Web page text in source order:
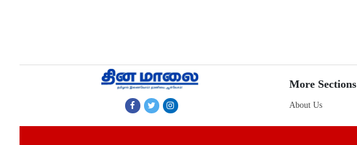
More Sections
About Us